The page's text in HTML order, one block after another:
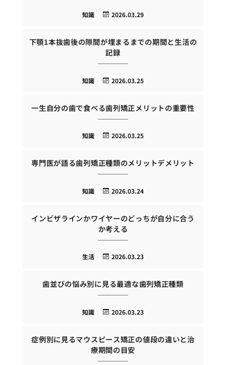
2026.03.29
知識
下顎1本抜歯後の隙間が埋まるまでの期間と生活の
記録
2026.03.25
知識
一生自分の歯で食べる歯列矯正メリットの重要性
2026.03.25
知識
専門医が語る歯列矯正種類のメリットデメリット
2026.03.24
知識
インビザラインかワイヤーのどっちが自分に合う
か考える
2026.03.23
生活
歯並びの悩み別に見る最適な歯列矯正種類
2026.03.23
知識
症例別に見るマウスピース矯正の値段の違いと治
療期間の目安